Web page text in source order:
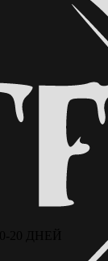
20 ДНЕЙ